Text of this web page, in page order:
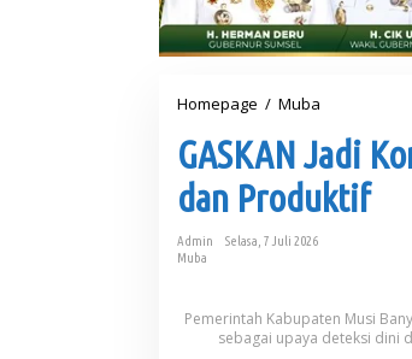
Homepage / Muba
S
K
A
N
K
o
GASKAN Jadi
dan Produktif
Admin
Selasa, 7 Juli 2026
Muba
Pemerintah Kabupaten Musi
sebagai upaya deteksi dini